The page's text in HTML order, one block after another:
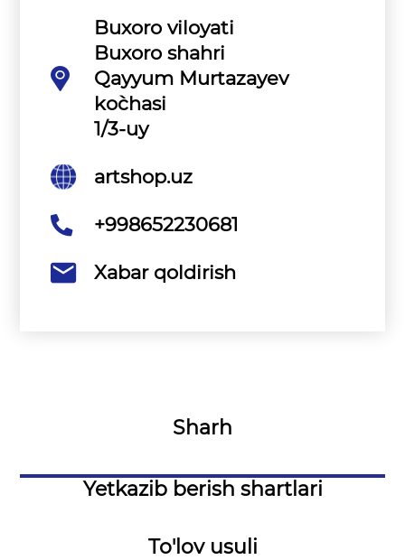
Buxoro viloyati
Buxoro shahri
Qayyum Murtazayev
ko`chasi
1/3-uy
artshop.uz
+998652230681
Xabar qoldirish
Sharh
Yetkazib berish shartlari
To'lov usuli